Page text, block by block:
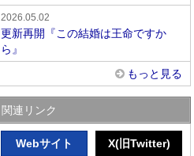
2026.05.02
更新再開『この結婚は王命ですか
ら』
もっと見る
関連リンク
Webサイト X(旧Twitter)